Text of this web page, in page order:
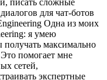
писать сложные
для чат-ботов
Одна из моих
я умею
получать максимально
помогает мне
сетей,
экспертные